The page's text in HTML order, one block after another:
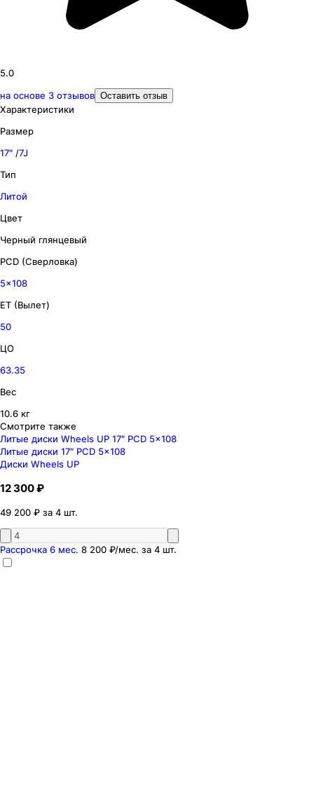
5.0
на основе 3 отзывов Оставить отзыв
Характеристики
Размер
17″ /7J
Тип
Литой
Цвет
Черный глянцевый
PCD (Сверловка)
5x108
ET (Вылет)
50
ЦО
63.35
Вес
10.6 кг
Смотрите также
Литые диски Wheels UP 17″ PCD 5x108
Литые диски 17″ PCD 5x108
Диски Wheels UP
12 300 ₽
49 200 ₽ за 4 шт.
Рассрочка 6 мес. 8 200 ₽/мес. за 4 шт.